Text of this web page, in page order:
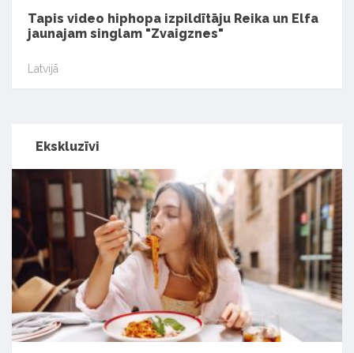
Tapis video hiphopa izpildītāju Reika un Elfa
jaunajam singlam "Zvaigznes"
Latvijā
Ekskluzīvi